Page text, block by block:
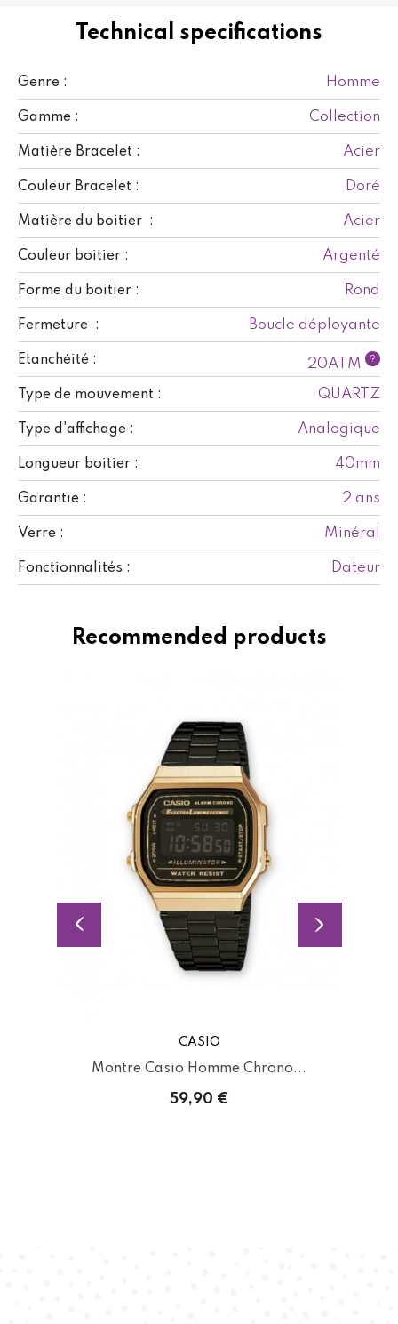
Technical specifications
Genre : Homme
Gamme : Collection
Matière Bracelet : Acier
Couleur Bracelet : Doré
Matière du boitier : Acier
Couleur boitier : Argenté
Forme du boitier : Rond
Fermeture : Boucle déployante
Etanchéité : 20ATM ?
Type de mouvement : QUARTZ
Type d'affichage : Analogique
Longueur boitier : 40mm
Garantie : 2 ans
Verre : Minéral
Fonctionnalités : Dateur
Recommended products
CASIO
Montre Casio Homme Chrono...
59,90 €